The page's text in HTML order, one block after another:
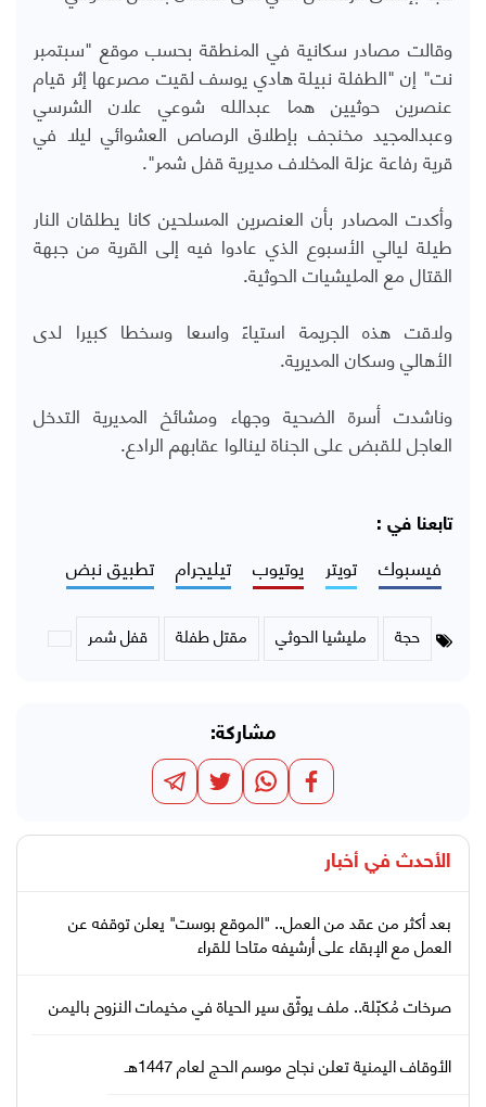
وقالت مصادر سكانية في المنطقة بحسب موقع "سبتمبر
نت" إن "الطفلة نبيلة هادي يوسف لقيت مصرعها إثر قيام
عنصرين حوثيين هما عبدالله شوعي علان الشرسي
وعبدالمجيد مخنجف بإطلاق الرصاص العشوائي ليلا في
قرية رفاعة عزلة المخلاف مديرية قفل شمر".
وأكدت المصادر بأن العنصرين المسلحين كانا يطلقان النار
طيلة ليالي الأسبوع الذي عادوا فيه إلى القرية من جبهة
القتال مع المليشيات الحوثية.
ولاقت هذه الجريمة استياءً واسعا وسخطا كبيرا لدى
الأهالي وسكان المديرية.
وناشدت أسرة الضحية وجهاء ومشائخ المديرية التدخل
العاجل للقبض على الجناة لينالوا عقابهم الرادع.
تابعنا في :
فيسبوك تويتر يوتيوب تيليجرام تطبيق نبض
حجة مليشيا الحوثي مقتل طفلة قفل شمر
مشاركة:
الأحدث في أخبار
بعد أكثر من عقد من العمل.. "الموقع بوست" يعلن توقفه عن
العمل مع الإبقاء على أرشيفه متاحا للقراء
صرخات مُكبّلة.. ملف يوثّق سير الحياة في مخيمات النزوح باليمن
الأوقاف اليمنية تعلن نجاح موسم الحج لعام 1447هـ